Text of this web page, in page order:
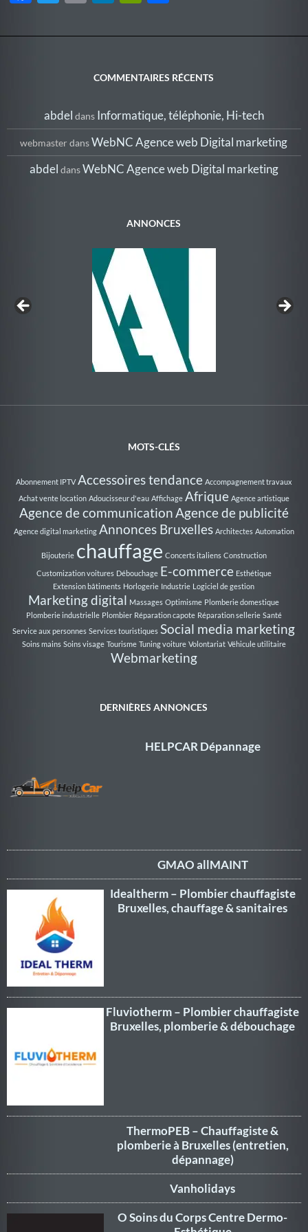
e
k
itt ail k
dI
nt
ie
dl
y
ta
er
COMMENTAIRES RÉCENTS
abdel dans Informatique, téléphonie, Hi-tech
webmasterdansWebNC Agence web Digital marketing
abdel dansWebNC Agence web Digital marketing
ANNONCES
Au Rythme de la Nage
MOTS-CLÉS
Abonnement IPTV Accessoires tendance Accompagnement travaux
Achat vente location Adoucisseur d'eau Affichage Afrique Agence artistique
Agence de communicationAgence de publicité
Agence digital marketing Annonces Bruxelles Architectes Automation
Bijouterie chauffage Concerts italiens Construction
Customization voitures Débouchage E-commerce Esthétique
Extension bâtiments Horlogerie Industrie Logiciel de gestion
Marketing digital Massages Optimisme Plomberie domestique
Plomberie industrielle Plombier Réparation capote Réparation sellerie Santé
Service aux personnes Services touristiques Social media marketing
Soins mains Soins visage Tourisme Tuning voiture Volontariat Véhicule utilitaire
Webmarketing
DERNIÈRES ANNONCES
HELPCAR Dépannage
GMAO allMAINT
Idealtherm – Plombier chauffagiste
Bruxelles, chauffage & sanitaires
Fluviotherm – Plombier chauffagiste
Bruxelles, plomberie & débouchage
ThermoPEB – Chauffagiste &
plomberie à Bruxelles (entretien,
dépannage)
Vanholidays
O Soins du Corps Centre Dermo-